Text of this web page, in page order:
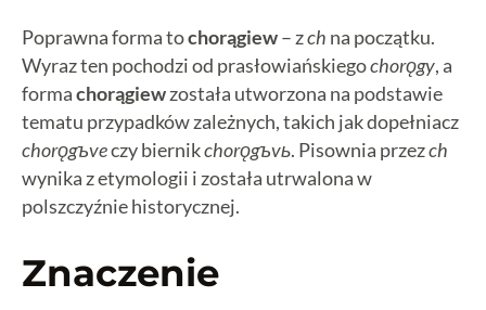
Poprawna forma tochorągiew– zch na początku.
Wyraz ten pochodzi od prasłowiańskiegochorǫgy, a
formachorągiewzostała utworzona na podstawie
tematu przypadków zależnych, takich jak dopełniacz
chorǫgъveczy biernikchorǫgъvь. Pisownia przezch
wynika z etymologii i została utrwalona w
polszczyźnie historycznej.
Znaczenie